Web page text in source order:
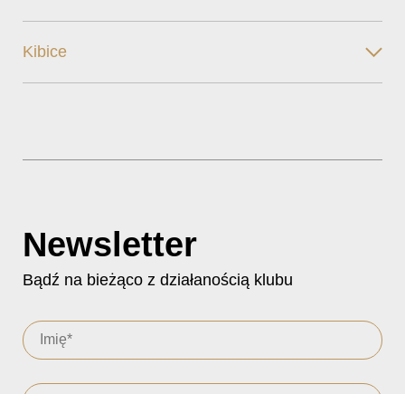
Kibice
Newsletter
Bądź na bieżąco z działanością klubu